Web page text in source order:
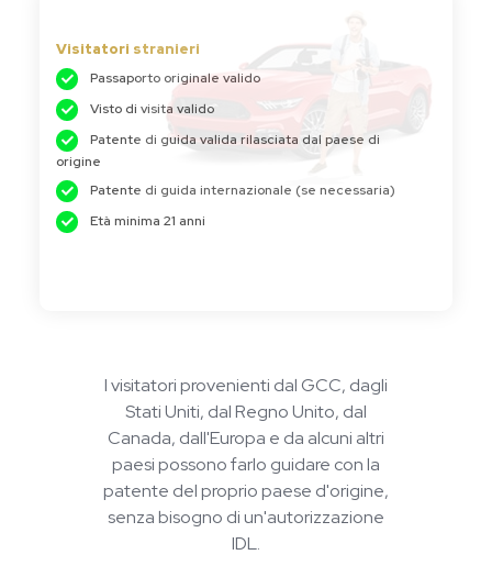
Visitatori stranieri
Passaporto originale valido
Visto di visita valido
Patente di guida valida rilasciata dal paese di
origine
Patente di guida internazionale (se necessaria)
Età minima 21 anni
I visitatori provenienti dal GCC, dagli
Stati Uniti, dal Regno Unito, dal
Canada, dall'Europa e da alcuni altri
paesi possono farlo guidare con la
patente del proprio paese d'origine,
senza bisogno di un'autorizzazione
IDL.